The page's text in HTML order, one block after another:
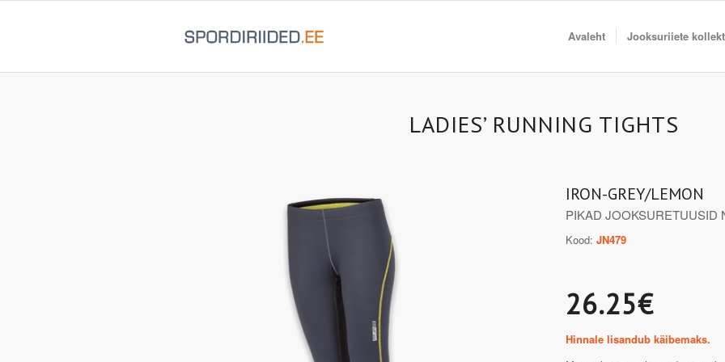
Avaleht Jooksuriiete
LADIES’ RUNNING TIGHTS
IRON-GREY/LEMON
PIKAD JOOKSURETUUSID
Kood:JN479
26.25€
Hinnale lisandub käibemaks.